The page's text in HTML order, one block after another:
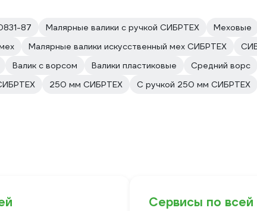
87 Малярные валики с ручкой СИБРТЕХ
Меховые
Малярные валики искусственный мех СИБРТЕХ
Валик с ворсом Валики пластиковые
Средний ворс
250 мм СИБРТЕХ С ручкой 250 мм СИБРТЕХ
Сервисы по всей